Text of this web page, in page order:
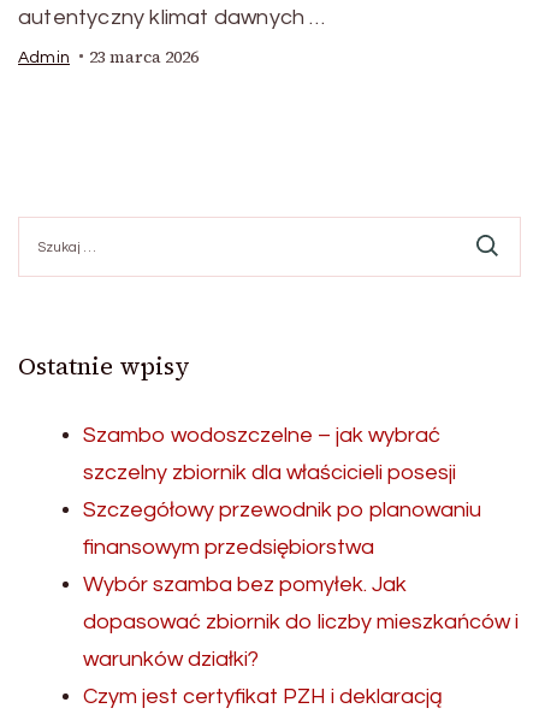
autentyczny klimat dawnych …
Admin 23 marca 2026
Ostatnie wpisy
Szambo wodoszczelne – jak wybrać
szczelny zbiornik dla właścicieli posesji
Szczegółowy przewodnik po planowaniu
finansowym przedsiębiorstwa
Wybór szamba bez pomyłek. Jak
dopasować zbiornik do liczby mieszkańców i
warunków działki?
Czym jest certyfikat PZH i deklaracją